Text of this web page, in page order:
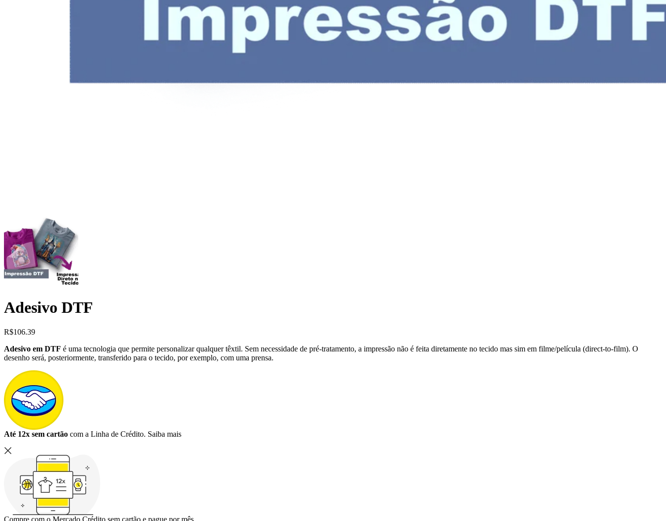
Adesivo DTF
R$106.39
Adesivo em DTF é uma tecnologia que permite personalizar qualquer têxtil. Sem necessidade de pré-tratamento, a impressão não é feita diretamente no tecido mas sim em filme/película (direct-to-film). O
desenho será, posteriormente, transferido para o tecido, por exemplo, com uma prensa.
Até 12x sem cartão com a Linha de Crédito. Saiba mais
Compre com o Mercado Crédito sem cartão e pague por mês